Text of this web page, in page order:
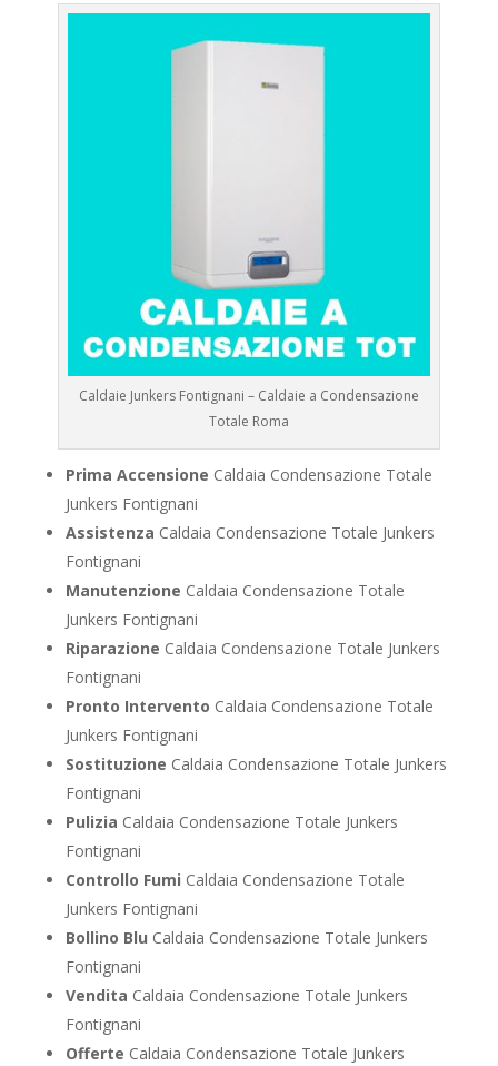
Caldaie Junkers Fontignani – Caldaie a Condensazione
Totale Roma
Prima Accensione Caldaia Condensazione Totale
Junkers Fontignani
Assistenza Caldaia Condensazione Totale Junkers
Fontignani
Manutenzione Caldaia Condensazione Totale
Junkers Fontignani
Riparazione Caldaia Condensazione Totale Junkers
Fontignani
Pronto Intervento Caldaia Condensazione Totale
Junkers Fontignani
Sostituzione Caldaia Condensazione Totale Junkers
Fontignani
Pulizia Caldaia Condensazione Totale Junkers
Fontignani
Controllo Fumi Caldaia Condensazione Totale
Junkers Fontignani
Bollino Blu Caldaia Condensazione Totale Junkers
Fontignani
Vendita Caldaia Condensazione Totale Junkers
Fontignani
Offerte Caldaia Condensazione Totale Junkers